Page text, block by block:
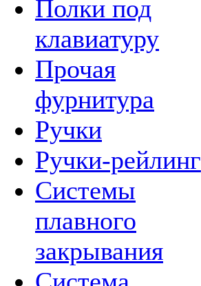
Полки под
клавиатуру
Прочая
фурнитура
Ручки
Ручки-рейлинг
Системы
плавного
закрывания